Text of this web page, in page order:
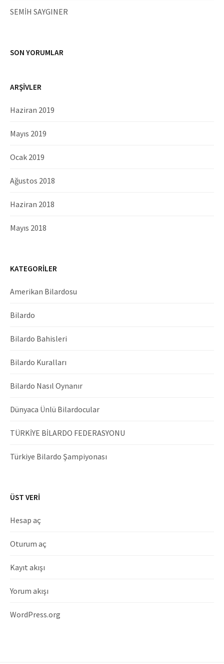
SEMİH SAYGINER
SON YORUMLAR
ARŞIVLER
Haziran 2019
Mayıs 2019
Ocak 2019
Ağustos 2018
Haziran 2018
Mayıs 2018
KATEGORILER
Amerikan Bilardosu
Bilardo
Bilardo Bahisleri
Bilardo Kuralları
Bilardo Nasıl Oynanır
Dünyaca Ünlü Bilardocular
TÜRKİYE BİLARDO FEDERASYONU
Türkiye Bilardo Şampiyonası
ÜST VERI
Hesap aç
Oturum aç
Kayıt akışı
Yorum akışı
WordPress.org